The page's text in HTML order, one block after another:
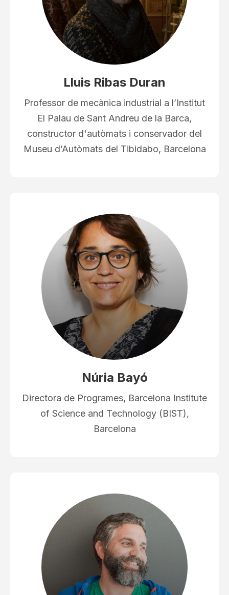
Lluis Ribas Duran
Professor de mecànica industrial a l’Institut
El Palau de Sant Andreu de la Barca,
constructor d'autòmats i conservador del
Museu d’Autòmats del Tibidabo, Barcelona
Núria Bayó
Directora de Programes, Barcelona Institute
of Science and Technology (BIST),
Barcelona